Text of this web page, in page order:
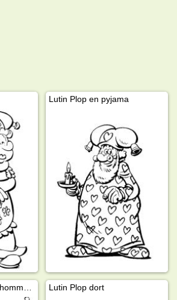
Lutin Plop en pyjama
Lutin Plop dort